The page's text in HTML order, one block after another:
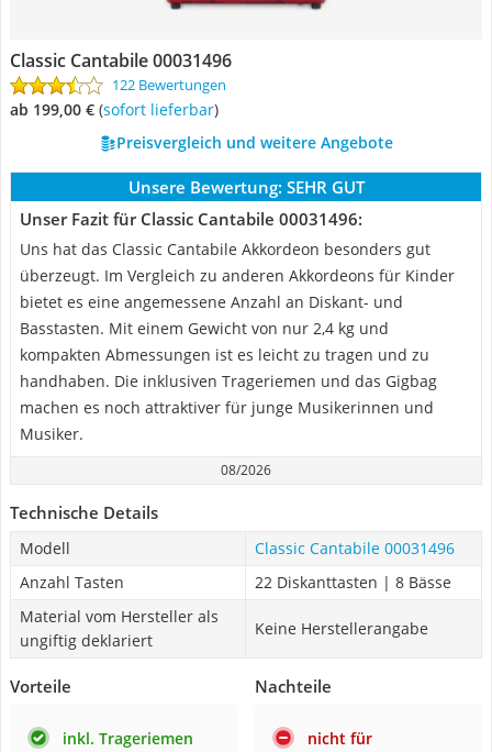
Classic Cantabile 00031496
122 Bewertungen
ab 199,00 € ( Sofort lieferbar)
Preisvergleich und weitere Angebote
Unsere Bewertung: SEHR GUT
Unser Fazit für Classic Cantabile 00031496:
Uns hat das Classic Cantabile Akkordeon besonders gut
überzeugt. Im Vergleich zu anderen Akkordeons für Kinder
bietet es eine angemessene Anzahl an Diskant- und
Basstasten. Mit einem Gewicht von nur 2,4 kg und
kompakten Abmessungen ist es leicht zu tragen und zu
handhaben. Die inklusiven Trageriemen und das Gigbag
machen es noch attraktiver für junge Musikerinnen und
Musiker.
08/2026
Technische Details
Modell
Classic Cantabile 00031496
Anzahl Tasten
22 Diskanttasten | 8 Bässe
Material vom Hersteller als
ungiftig deklariert
Keine Herstellerangabe
Vorteile
inkl. Trageriemen
Nachteile
nicht für